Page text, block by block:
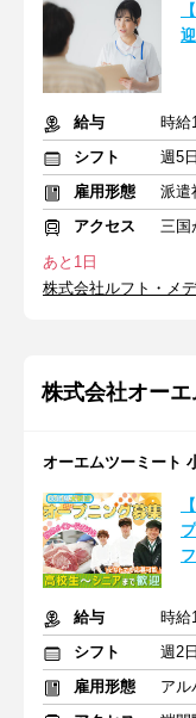
給与
時給
シフト
週5
雇用形態
派遣
アクセス
三国
あと1日
株式会社ルフト・メ
株式会社オー
オーエムツーミート
給与
シフト
雇用形態
アル